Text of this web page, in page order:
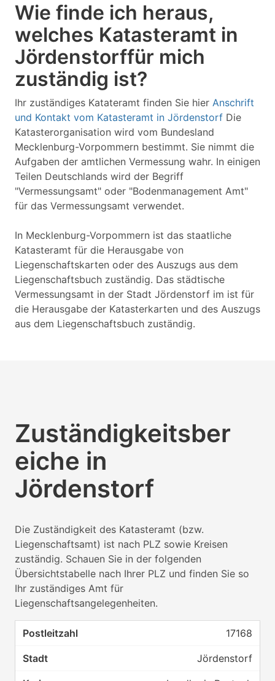
Wie finde ich heraus,
welches Katasteramt in
Jördenstorffür mich
zuständig ist?
Ihr zuständiges Katateramt finden Sie hier Anschrift
und Kontakt vom Katasteramt in Jördenstorf Die
Katasterorganisation wird vom Bundesland
Mecklenburg-Vorpommern bestimmt. Sie nimmt die
Aufgaben der amtlichen Vermessung wahr. In einigen
Teilen Deutschlands wird der Begriff
"Vermessungsamt" oder "Bodenmanagement Amt"
für das Vermessungsamt verwendet.
In Mecklenburg-Vorpommern ist das staatliche
Katasteramt für die Herausgabe von
Liegenschaftskarten oder des Auszugs aus dem
Liegenschaftsbuch zuständig. Das städtische
Vermessungsamt in der Stadt Jördenstorf im ist für
die Herausgabe der Katasterkarten und des Auszugs
aus dem Liegenschaftsbuch zuständig.
Zuständigkeitsber
eiche in
Jördenstorf
Die Zuständigkeit des Katasteramt (bzw.
Liegenschaftsamt) ist nach PLZ sowie Kreisen
zuständig. Schauen Sie in der folgenden
Übersichtstabelle nach Ihrer PLZ und finden Sie so
Ihr zuständiges Amt für
Liegenschaftsangelegenheiten.
17168
Jördenstorf